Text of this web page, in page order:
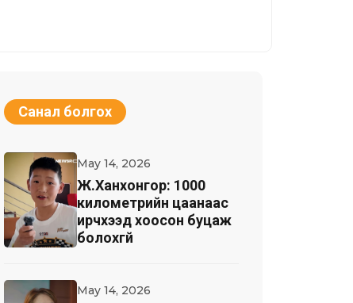
Санал болгох
May 14, 2026
Ж.Ханхонгор: 1000
километрийн цаанаас
ирчхээд хоосон буцаж
болохгүй
May 14, 2026